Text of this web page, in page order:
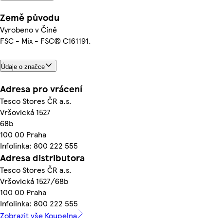
Země původu
Vyrobeno v Číně
FSC - Mix - FSC® C161191.
Údaje o značce
Adresa pro vrácení
Tesco Stores ČR a.s.
Vršovická 1527
68b
100 00 Praha
Infolinka: 800 222 555
Adresa distributora
Tesco Stores ČR a.s.
Vršovická 1527/68b
100 00 Praha
Infolinka: 800 222 555
Zobrazit vše Koupelna